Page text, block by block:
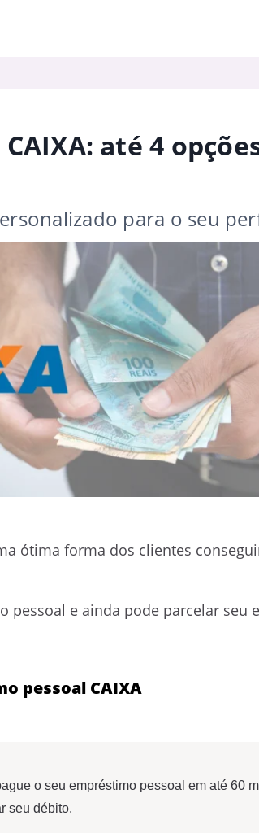
até 4
para o seu
ótima forma dos clientes
pessoal e ainda pode parcelar seu
pessoal CAIXA
o seu empréstimo pessoal em até 60
seu débito.